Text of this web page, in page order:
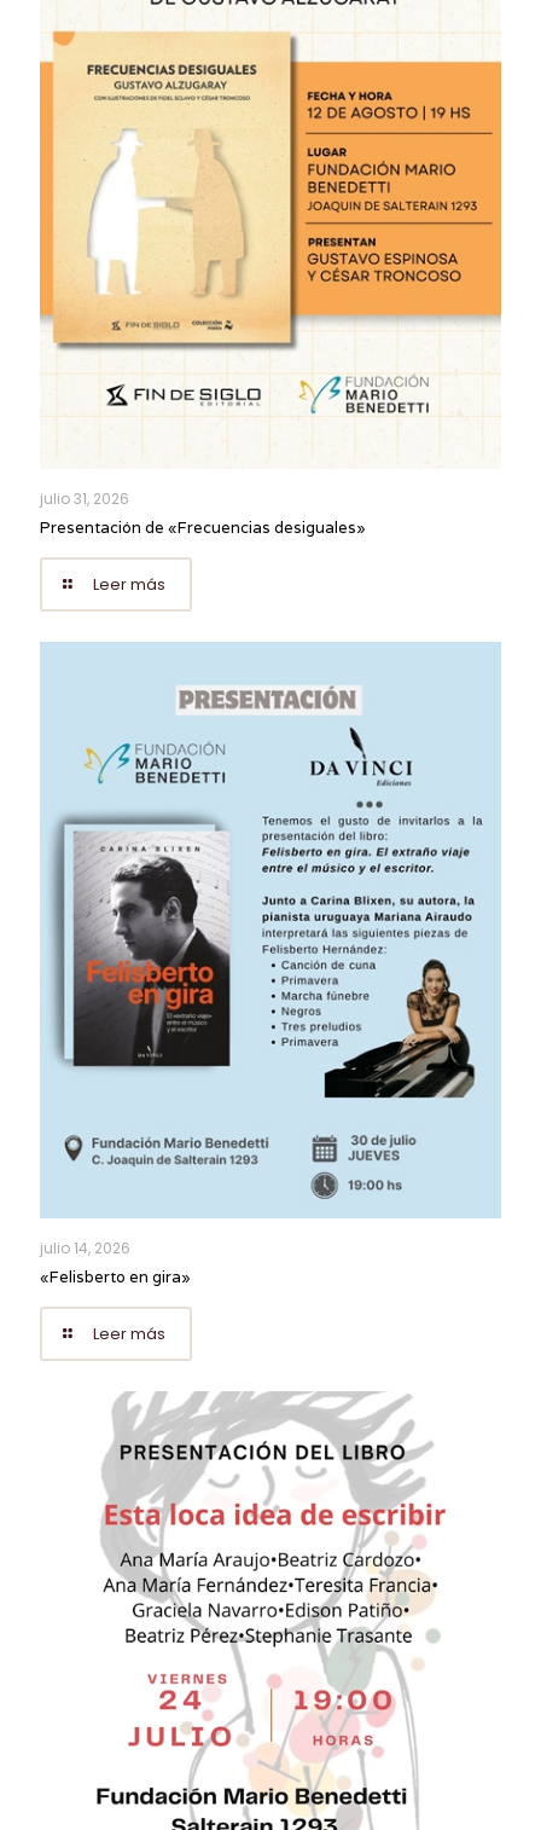
julio 31, 2026
Presentación de «Frecuencias desiguales»
Leer más
julio 14, 2026
«Felisberto en gira»
Leer más